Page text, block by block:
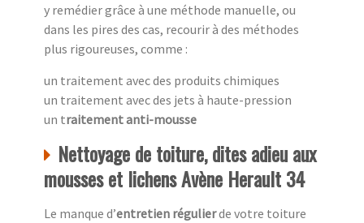
y remédier grâce à une méthode manuelle, ou
dans les pires des cas, recourir à des méthodes
plus rigoureuses, comme :
un traitement avec des produits chimiques
un traitement avec des jets à haute-pression
un traitement anti-mousse
Nettoyage de toiture, dites adieu aux
mousses et lichens Avène Herault 34
Le manque d’entretien régulierde votre toiture